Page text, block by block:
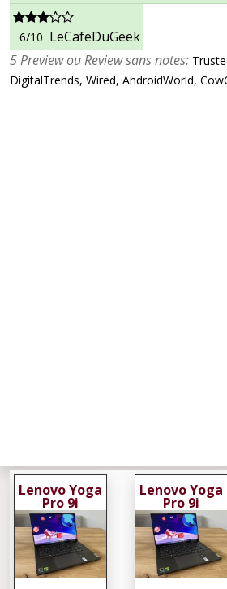
6/10 LeCafeDuGeek
5 Preview ou Review sans notes:
DigitalTrends, Wired, AndroidWorld,
Lenovo Yoga
Pro 9i
Lenovo Yoga
Pro 9i